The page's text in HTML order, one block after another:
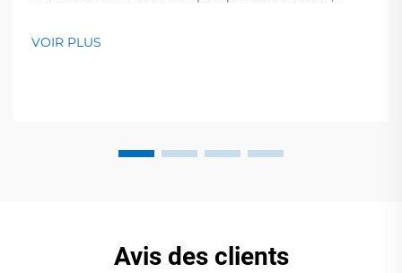
plus encore. Démonstrations en direct au stand
VOIR PLUS
Avis des clients